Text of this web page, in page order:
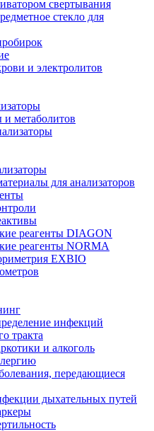
свертывания
стекло для
и электролитов
метаболитов
для анализаторов
реагенты DIAGON
реагенты NORMA
EXBIO
инфекций
тракта
и алкоголь
передающиеся
дыхательных путей